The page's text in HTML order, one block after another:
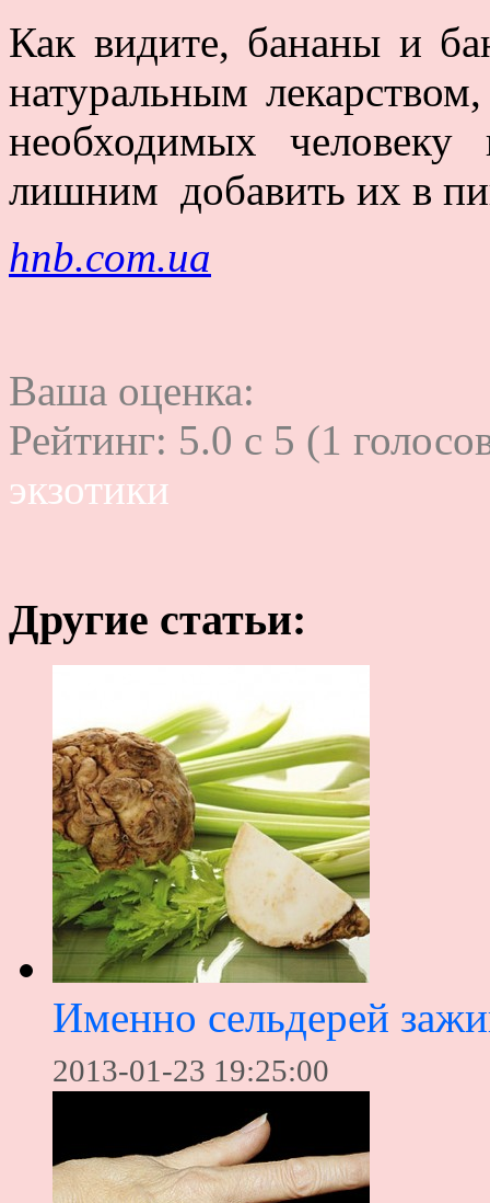
Как видите, бананы и
натуральным
необходимых человеку
лишним добавить их в
hnb.com.ua
Ваша оценка:
Рейтинг: 5.0 c 5 (1
экзотики
Другие статьи:
Именно сельдерей
2013-01-23 19:25:00